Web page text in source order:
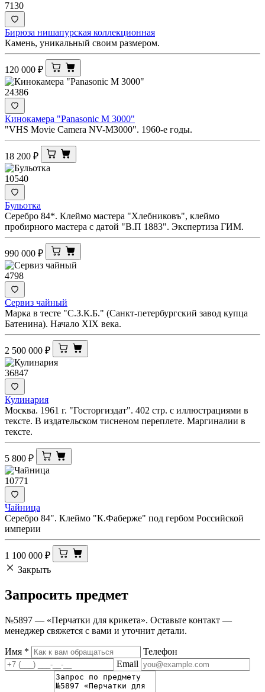
7130
Бирюза нишапурская коллекционная
Камень, уникальный своим размером.
120 000 ₽
24386
Кинокамера "Panasonic M 3000"
"VHS Movie Camera NV-M3000". 1960-е годы.
18 200 ₽
10540
Бульотка
Серебро 84*. Клеймо мастера "Хлебниковъ", клеймо
пробирного мастера с датой "В.П 1883". Экспертиза ГИМ.
990 000 ₽
4798
Сервиз чайный
Марка в тесте "С.З.К.Б." (Санкт-петербургский завод купца
Батенина). Начало XIX века.
2 500 000 ₽
36847
Кулинария
Москва. 1961 г. "Госторгиздат". 402 стр. с иллюстрациями в
тексте. В издательском тисненом переплете. Маргиналии в
тексте.
5 800 ₽
10771
Чайница
Серебро 84". Клеймо "К.Фаберже" под гербом Российской
империи
1 100 000 ₽
Закрыть
Запросить предмет
№5897 — «Перчатки для крикета». Оставьте контакт —
менеджер свяжется с вами и уточнит детали.
Имя *
Телефон
Email